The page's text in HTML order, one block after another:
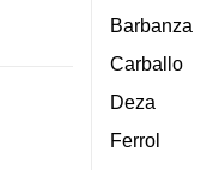
Barbanza
Carballo
Deza
Ferrol